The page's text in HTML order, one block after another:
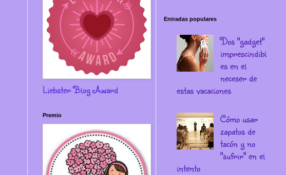
Liebster Blog Award
Premio
Entradas populares
Dos "gadget"
imprescindibl
es en el
neceser de
estas vacaciones
Cómo usar
zapatos de
tacón y no
"sufrir" en el
intento